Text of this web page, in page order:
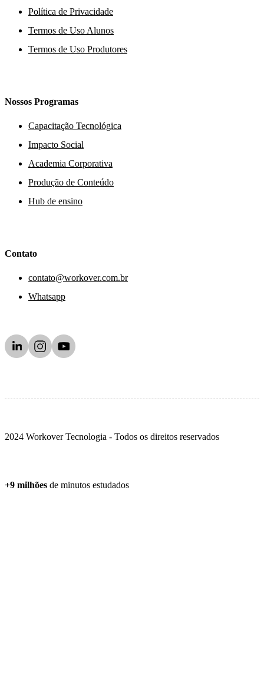
Política de Privacidade
Termos de Uso Alunos
Termos de Uso Produtores
Nossos Programas
Capacitação Tecnológica
Impacto Social
Academia Corporativa
Produção de Conteúdo
Hub de ensino
Contato
contato@workover.com.br
Whatsapp
2024 Workover Tecnologia - Todos os direitos reservados
+9 milhões de minutos estudados